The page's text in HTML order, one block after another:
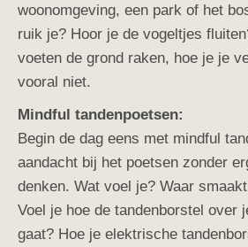
woonomgeving, een park of het
ruik je? Hoor je de vogeltjes
voeten de grond raken, hoe je je
vooral niet.
Mindful tandenpoetsen:
Begin de dag eens met mindful
aandacht bij het poetsen zonder
denken. Wat voel je? Waar
Voel je hoe de tandenborstel over
gaat? Hoe je elektrische